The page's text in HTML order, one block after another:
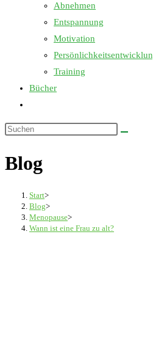
Abnehmen
Entspannung
Motivation
Training
Bücher
umschalten
Diese
durchsuchen
Blog
Start>
Blog>
Menopause>
Wann ist eine Frau zu alt?